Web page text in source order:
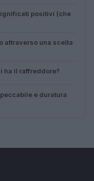
positivi (che
attraverso una scelta
ha il raffreddore?
e duratura